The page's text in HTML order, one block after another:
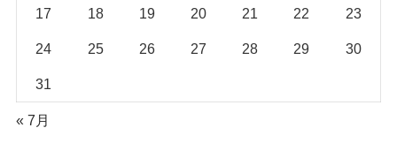
17 18 19 20 21 22 23
24 25 26 27 28 29 30
31
« 7月